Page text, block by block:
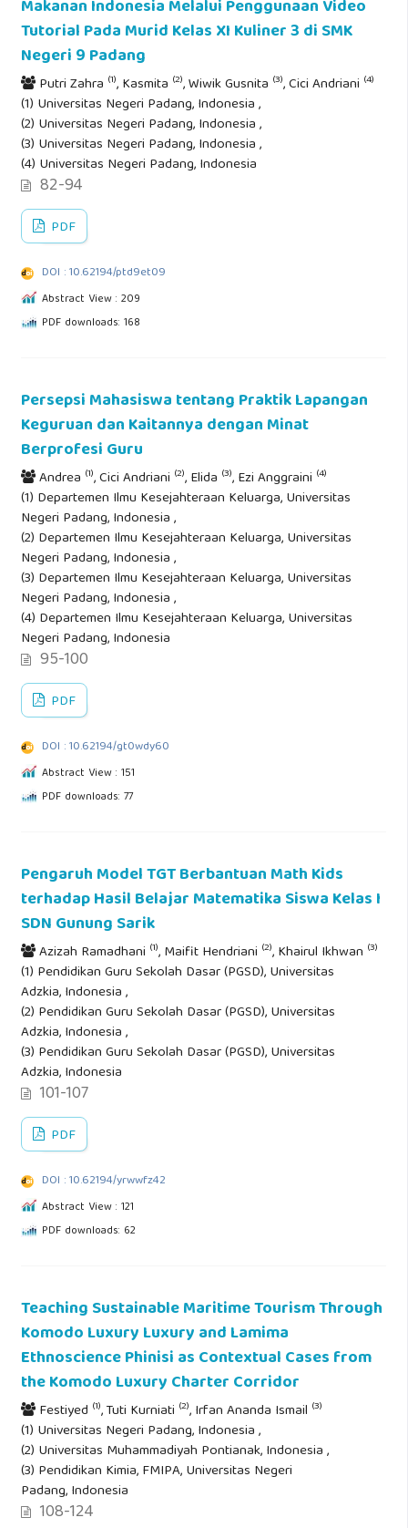
Makanan Indonesia Melalui Penggunaan Video
Tutorial Pada Murid Kelas XI Kuliner 3 di SMK
Negeri 9 Padang
Putri Zahra (1), Kasmita (2), Wiwik Gusnita (3), Cici Andriani (4)
(1) Universitas Negeri Padang, Indonesia ,
(2) Universitas Negeri Padang, Indonesia ,
(3) Universitas Negeri Padang, Indonesia ,
(4) Universitas Negeri Padang, Indonesia
82-94
PDF
DOI : 10.62194/ptd9et09
Abstract View : 209
PDF downloads: 168
Persepsi Mahasiswa tentang Praktik Lapangan
Keguruan dan Kaitannya dengan Minat
Berprofesi Guru
Andrea (1), Cici Andriani (2), Elida (3), Ezi Anggraini (4)
(1) Departemen Ilmu Kesejahteraan Keluarga, Universitas
Negeri Padang, Indonesia ,
(2) Departemen Ilmu Kesejahteraan Keluarga, Universitas
Negeri Padang, Indonesia ,
(3) Departemen Ilmu Kesejahteraan Keluarga, Universitas
Negeri Padang, Indonesia ,
(4) Departemen Ilmu Kesejahteraan Keluarga, Universitas
Negeri Padang, Indonesia
95-100
PDF
DOI : 10.62194/gt0wdy60
Abstract View : 151
PDF downloads: 77
Pengaruh Model TGT Berbantuan Math Kids
terhadap Hasil Belajar Matematika Siswa Kelas I
SDN Gunung Sarik
Azizah Ramadhani (1), Maifit Hendriani (2), Khairul Ikhwan (3)
(1) Pendidikan Guru Sekolah Dasar (PGSD), Universitas
Adzkia, Indonesia ,
(2) Pendidikan Guru Sekolah Dasar (PGSD), Universitas
Adzkia, Indonesia ,
(3) Pendidikan Guru Sekolah Dasar (PGSD), Universitas
Adzkia, Indonesia
101-107
PDF
DOI : 10.62194/yrwwfz42
Abstract View : 121
PDF downloads: 62
Teaching Sustainable Maritime Tourism Through
Komodo Luxury Luxury and Lamima
Ethnoscience Phinisi as Contextual Cases from
the Komodo Luxury Charter Corridor
Festiyed (1), Tuti Kurniati (2), Irfan Ananda Ismail (3)
(1) Universitas Negeri Padang, Indonesia ,
(2) Universitas Muhammadiyah Pontianak, Indonesia ,
(3) Pendidikan Kimia, FMIPA, Universitas Negeri
Padang, Indonesia
108-124